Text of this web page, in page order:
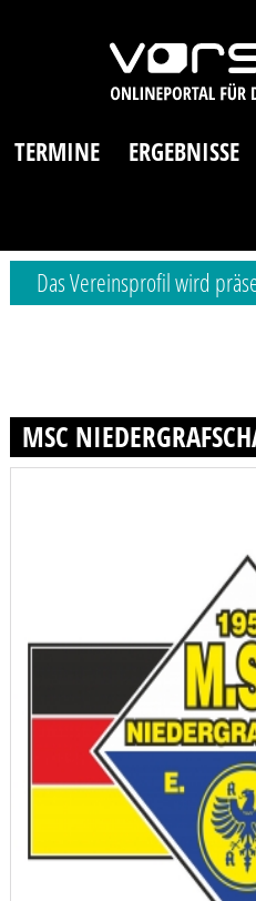
TERMINE ERGEBNISSE
Das Vereinsprofil wird
MSC